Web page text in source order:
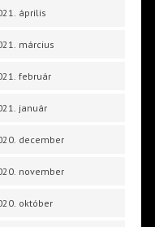
április
március
február
január
december
november
október